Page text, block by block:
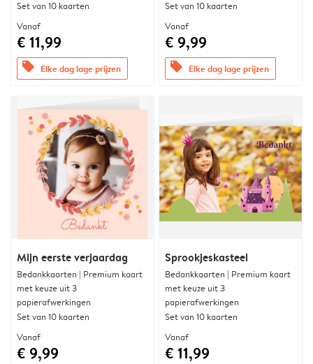
Set van 10 kaarten
Vanaf
€ 11,99
offers Elke dag lage prijzen
Set van 10 kaarten
Vanaf
€ 9,99
offers Elke dag lage prijzen
Mijn eerste verjaardag
Bedankkaarten | Premium kaart
met keuze uit 3
papierafwerkingen
Set van 10 kaarten
Vanaf
€ 9,99
Sprookjeskasteel
Bedankkaarten | Premium kaart
met keuze uit 3
papierafwerkingen
Set van 10 kaarten
Vanaf
€ 11,99